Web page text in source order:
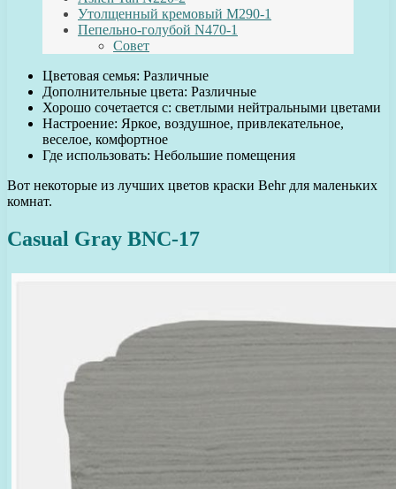
Утолщенный кремовый M290-1
Пепельно-голубой N470-1
Совет
Цветовая семья: Различные
Дополнительные цвета: Различные
Хорошо сочетается с: светлыми нейтральными цветами
Настроение: Яркое, воздушное, привлекательное,
веселое, комфортное
Где использовать: Небольшие помещения
Вот некоторые из лучших цветов краски Behr для маленьких
комнат.
Casual Gray BNC-17